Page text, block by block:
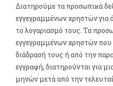
Διατηρούμε τα προσωπικά
εγγεγραμμένων χρηστών για
το λογαριασμό τους. Τα
εγγεγραμμένων χρηστών
διάδρασή τους ή από την
εγγραφή, διατηρούνται για
μηνών μετά από την